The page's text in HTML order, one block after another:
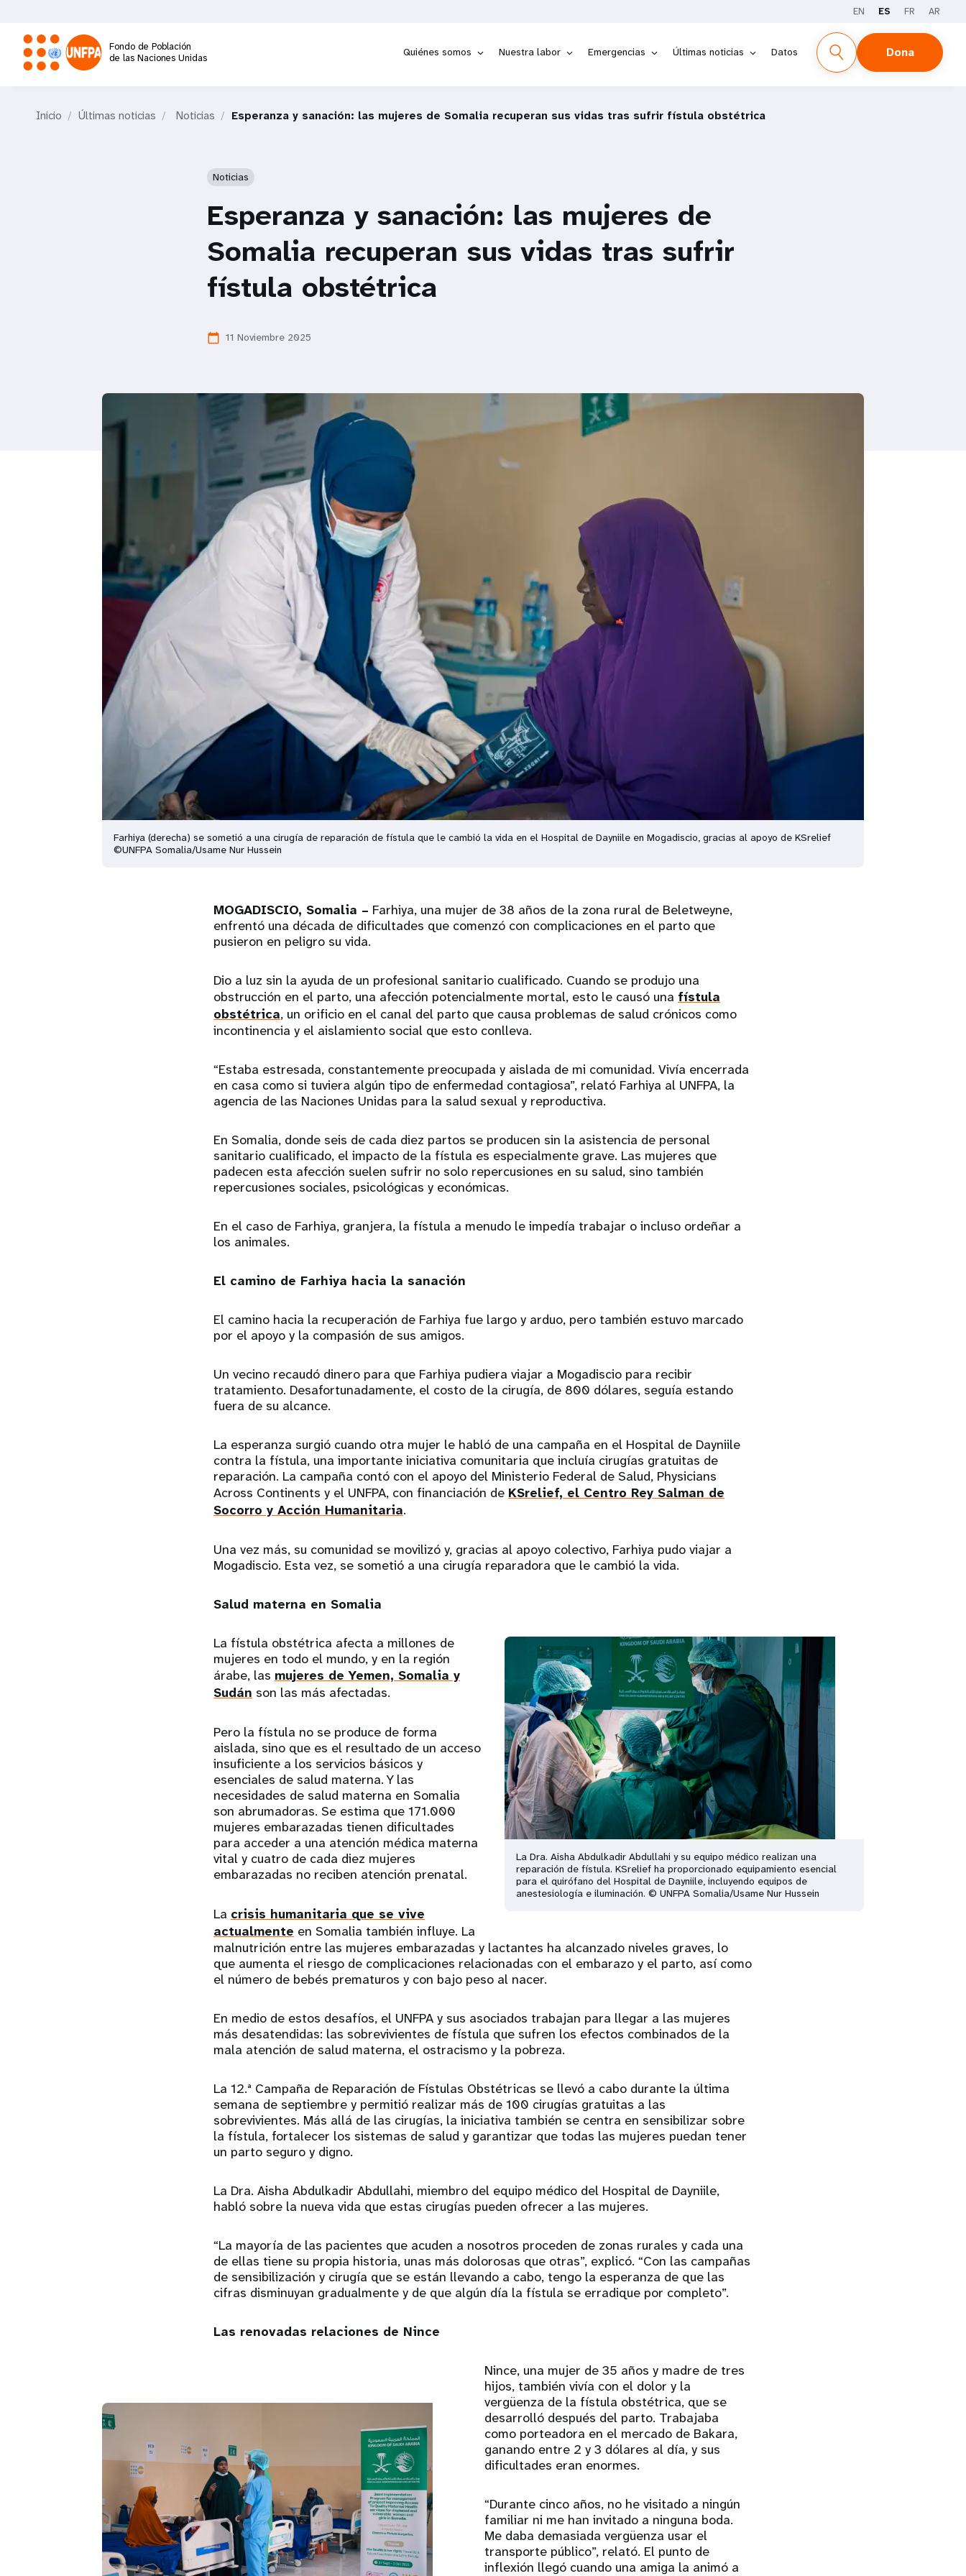
contenido
principal
EN ES FR AR
Fondo de Población
de las Naciones Unidas
Quiénes somos Nuestra labor Emergencias Últimas noticias Datos Dona
Inicio Últimas noticias Noticias Esperanza y sanación: las mujeres de Somalia recuperan sus vidas tras sufrir fístula obstétrica
Noticias
Esperanza y sanación: las mujeres de
Somalia recuperan sus vidas tras sufrir
fístula obstétrica
calendar_today 11 Noviembre 2025
Farhiya (derecha) se sometió a una cirugía de reparación de fístula que le cambió la vida en el Hospital de Dayniile en Mogadiscio, gracias al apoyo de KSrelief
©UNFPA Somalia/Usame Nur Hussein
MOGADISCIO, Somalia – Farhiya, una mujer de 38 años de la zona rural de Beletweyne,
enfrentó una década de dificultades que comenzó con complicaciones en el parto que
pusieron en peligro su vida.
Dio a luz sin la ayuda de un profesional sanitario cualificado. Cuando se produjo una
obstrucción en el parto, una afección potencialmente mortal, esto le causó una fístula
obstétrica, un orificio en el canal del parto que causa problemas de salud crónicos como
incontinencia y el aislamiento social que esto conlleva.
“Estaba estresada, constantemente preocupada y aislada de mi comunidad. Vivía encerrada
en casa como si tuviera algún tipo de enfermedad contagiosa”, relató Farhiya al UNFPA, la
agencia de las Naciones Unidas para la salud sexual y reproductiva.
En Somalia, donde seis de cada diez partos se producen sin la asistencia de personal
sanitario cualificado, el impacto de la fístula es especialmente grave. Las mujeres que
padecen esta afección suelen sufrir no solo repercusiones en su salud, sino también
repercusiones sociales, psicológicas y económicas.
En el caso de Farhiya, granjera, la fístula a menudo le impedía trabajar o incluso ordeñar a
los animales.
El camino de Farhiya hacia la sanación
El camino hacia la recuperación de Farhiya fue largo y arduo, pero también estuvo marcado
por el apoyo y la compasión de sus amigos.
Un vecino recaudó dinero para que Farhiya pudiera viajar a Mogadiscio para recibir
tratamiento. Desafortunadamente, el costo de la cirugía, de 800 dólares, seguía estando
fuera de su alcance.
La esperanza surgió cuando otra mujer le habló de una campaña en el Hospital de Dayniile
contra la fístula, una importante iniciativa comunitaria que incluía cirugías gratuitas de
reparación. La campaña contó con el apoyo del Ministerio Federal de Salud, Physicians
Across Continents y el UNFPA, con financiación de KSrelief, el Centro Rey Salman de
Socorro y Acción Humanitaria.
Una vez más, su comunidad se movilizó y, gracias al apoyo colectivo, Farhiya pudo viajar a
Mogadiscio. Esta vez, se sometió a una cirugía reparadora que le cambió la vida.
La Dra. Aisha Abdulkadir Abdullahi y su equipo médico realizan una
reparación de fístula. KSrelief ha proporcionado equipamiento esencial
para el quirófano del Hospital de Dayniile, incluyendo equipos de
anestesiología e iluminación. © UNFPA Somalia/Usame Nur Hussein
Salud materna en Somalia
La fístula obstétrica afecta a millones de
mujeres en todo el mundo, y en la región
árabe, las mujeres de Yemen, Somalia y
Sudán son las más afectadas.
Pero la fístula no se produce de forma
aislada, sino que es el resultado de un acceso
insuficiente a los servicios básicos y
esenciales de salud materna. Y las
necesidades de salud materna en Somalia
son abrumadoras. Se estima que 171.000
mujeres embarazadas tienen dificultades
para acceder a una atención médica materna
vital y cuatro de cada diez mujeres
embarazadas no reciben atención prenatal.
La crisis humanitaria que se vive
actualmente en Somalia también influye. La
malnutrición entre las mujeres embarazadas y lactantes ha alcanzado niveles graves, lo
que aumenta el riesgo de complicaciones relacionadas con el embarazo y el parto, así como
el número de bebés prematuros y con bajo peso al nacer.
En medio de estos desafíos, el UNFPA y sus asociados trabajan para llegar a las mujeres
más desatendidas: las sobrevivientes de fístula que sufren los efectos combinados de la
mala atención de salud materna, el ostracismo y la pobreza.
La 12.ª Campaña de Reparación de Fístulas Obstétricas se llevó a cabo durante la última
semana de septiembre y permitió realizar más de 100 cirugías gratuitas a las
sobrevivientes. Más allá de las cirugías, la iniciativa también se centra en sensibilizar sobre
la fístula, fortalecer los sistemas de salud y garantizar que todas las mujeres puedan tener
un parto seguro y digno.
La Dra. Aisha Abdulkadir Abdullahi, miembro del equipo médico del Hospital de Dayniile,
habló sobre la nueva vida que estas cirugías pueden ofrecer a las mujeres.
“La mayoría de las pacientes que acuden a nosotros proceden de zonas rurales y cada una
de ellas tiene su propia historia, unas más dolorosas que otras”, explicó. “Con las campañas
de sensibilización y cirugía que se están llevando a cabo, tengo la esperanza de que las
cifras disminuyan gradualmente y de que algún día la fístula se erradique por completo”.
Las renovadas relaciones de Nince
Nince, una mujer de 35 años y madre de tres
hijos, también vivía con el dolor y la
vergüenza de la fístula obstétrica, que se
desarrolló después del parto. Trabajaba
como porteadora en el mercado de Bakara,
ganando entre 2 y 3 dólares al día, y sus
dificultades eran enormes.
“Durante cinco años, no he visitado a ningún
familiar ni me han invitado a ninguna boda.
Me daba demasiada vergüenza usar el
transporte público”, relató. El punto de
inflexión llegó cuando una amiga la animó a